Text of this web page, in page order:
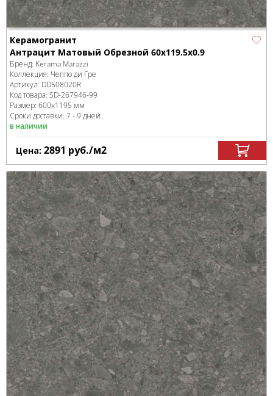
Керамогранит
Антрацит Матовый Обрезной 60x119.5x0.9
Бренд: Kerama Marazzi
Коллекция: Чеппо ди Гре
Артикул: DD508020R
Код товара: SD-267946-99
Размер: 600x1195 мм
Сроки доставки: 7 - 9 дней
в наличии
Цена: 2891 руб./м2